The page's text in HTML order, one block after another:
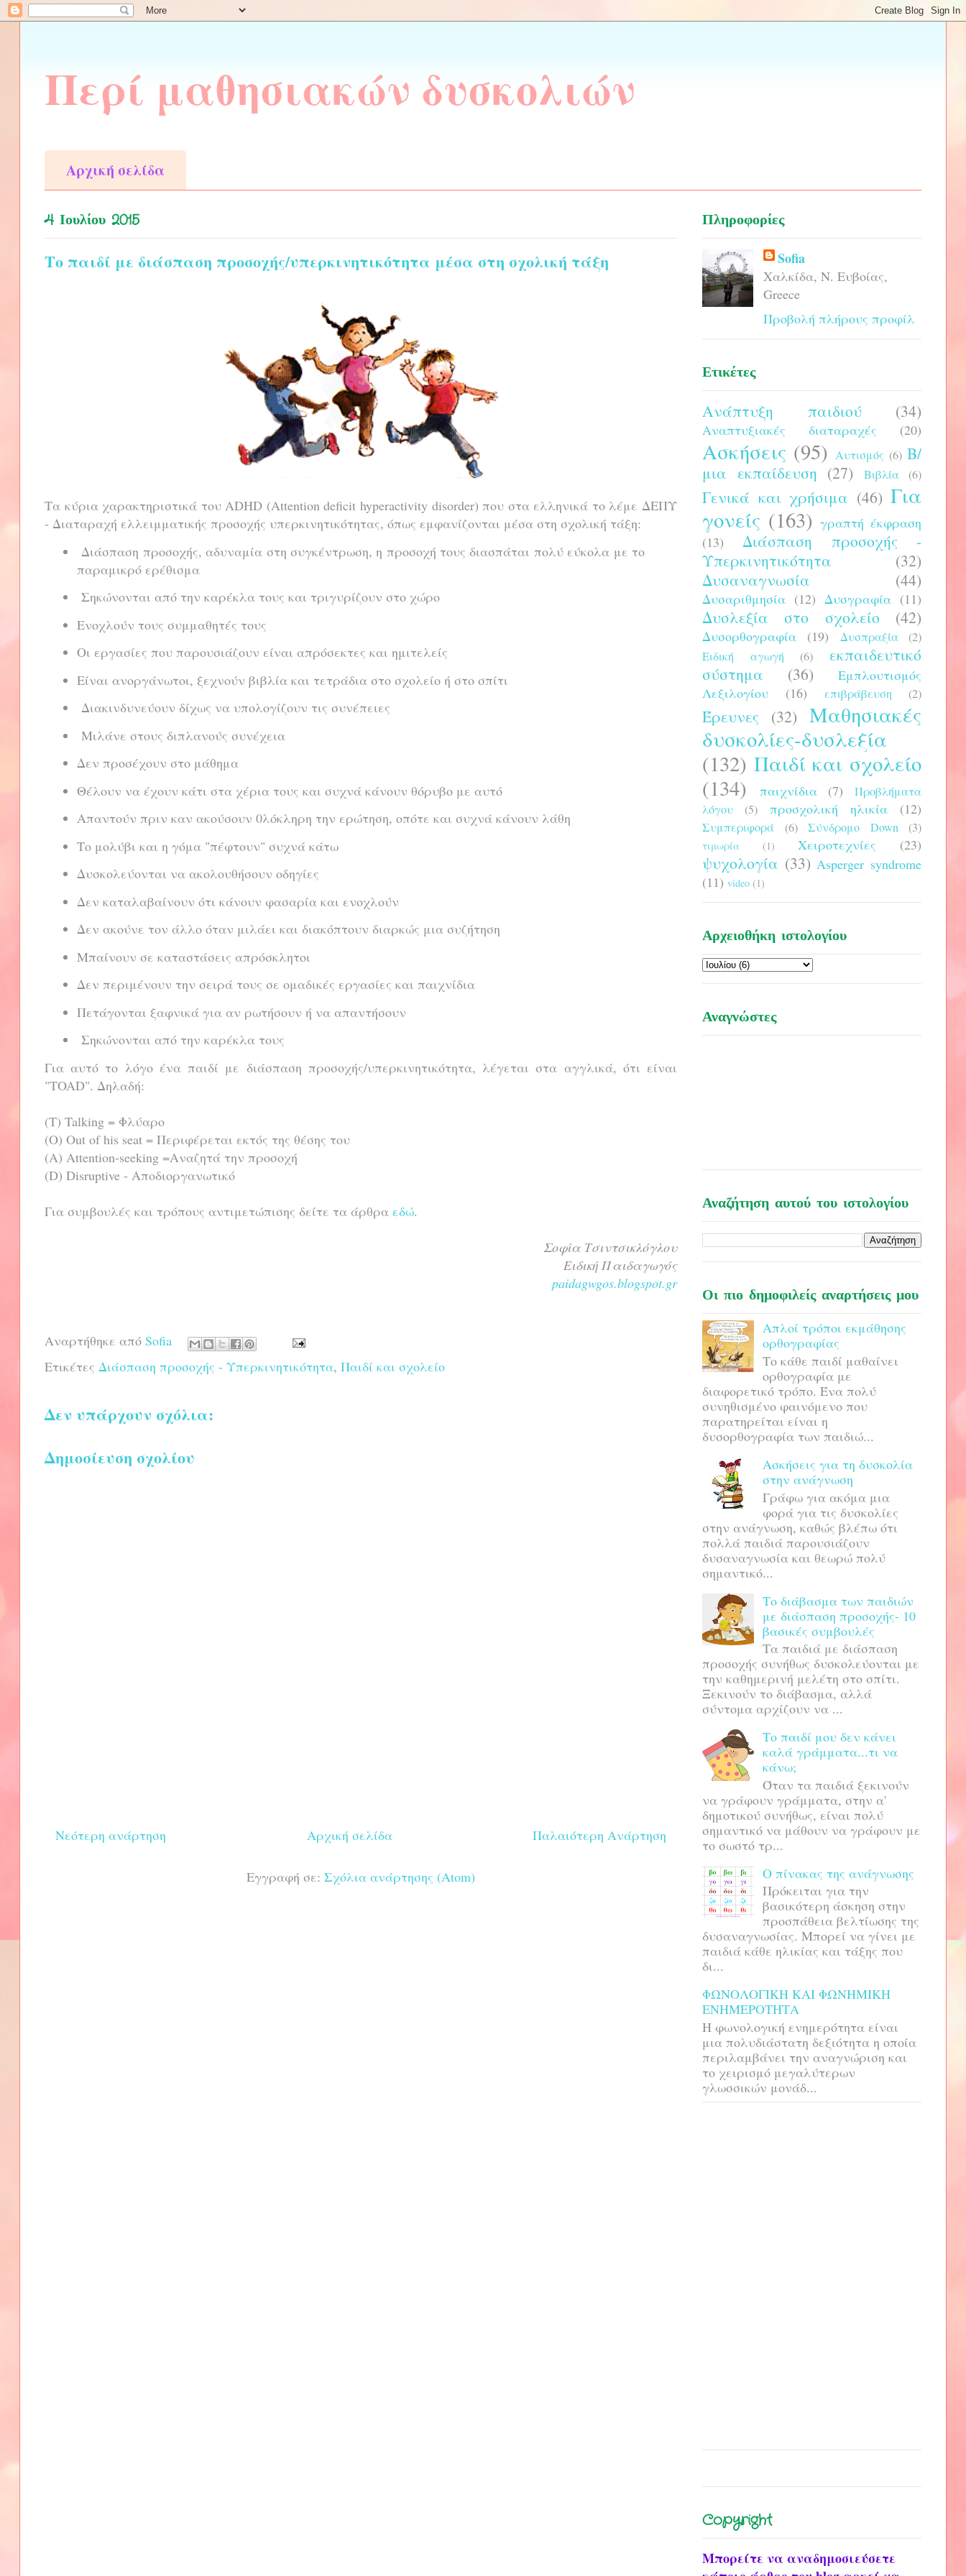
Περί μαθησιακών δυσκολιών
Αρχική σελίδα
4 Ιουλίου 2015
Το παιδί με διάσπαση προσοχής/υπερκινητικότητα μέσα στη σχολική τάξη
Τα κύρια χαρακτηριστικά του ADHD (Attention deficit hyperactivity disorder) που στα ελληνικά το λέμε ΔΕΠΥ
- Διαταραχή ελλειμματικής προσοχής υπερκινητικότητας, όπως εμφανίζονται μέσα στη σχολική τάξη:
Διάσπαση προσοχής, αδυναμία στη συγκέντρωση, η προσοχή τους διασπάται πολύ εύκολα με το
παραμικρό ερέθισμα
Σηκώνονται από την καρέκλα τους και τριγυρίζουν στο χώρο
Ενοχλούν τους συμμαθητές τους
Οι εργασίες που παρουσιάζουν είναι απρόσεκτες και ημιτελείς
Είναι ανοργάνωτοι, ξεχνούν βιβλία και τετράδια στο σχολείο ή στο σπίτι
Διακινδυνεύουν δίχως να υπολογίζουν τις συνέπειες
Μιλάνε στους διπλανούς συνέχεια
Δεν προσέχουν στο μάθημα
Θέλουν να έχουν κάτι στα χέρια τους και συχνά κάνουν θόρυβο με αυτό
Απαντούν πριν καν ακούσουν 0λόκληρη την ερώτηση, οπότε και συχνά κάνουν λάθη
Το μολύβι και η γόμα "πέφτουν" συχνά κάτω
Δυσκολεύονται να ακολουθήσουν οδηγίες
Δεν καταλαβαίνουν ότι κάνουν φασαρία και ενοχλούν
Δεν ακούνε τον άλλο όταν μιλάει και διακόπτουν διαρκώς μια συζήτηση
Μπαίνουν σε καταστάσεις απρόσκλητοι
Δεν περιμένουν την σειρά τους σε ομαδικές εργασίες και παιχνίδια
Πετάγονται ξαφνικά για αν ρωτήσουν ή να απαντήσουν
Σηκώνονται από την καρέκλα τους
Για αυτό το λόγο ένα παιδί με διάσπαση προσοχής/υπερκινητικότητα, λέγεται στα αγγλικά, ότι είναι
"TOAD". Δηλαδή:
(T) Talking = Φλύαρο
(O) Out of his seat = Περιφέρεται εκτός της θέσης του
(A) Attention-seeking =Αναζητά την προσοχή
(D) Disruptive - Αποδιοργανωτικό
Για συμβουλές και τρόπους αντιμετώπισης δείτε τα άρθρα εδώ.
Σοφία Τσιντσικλόγλου
Ειδική Παιδαγωγός
paidagwgos.blogspot.gr
Αναρτήθηκε από Sofia
Ετικέτες Διάσπαση προσοχής - Υπερκινητικότητα, Παιδί και σχολείο
Δεν υπάρχουν σχόλια:
Δημοσίευση σχολίου
Νεότερη ανάρτηση Παλαιότερη Ανάρτηση
Αρχική σελίδα
Εγγραφή σε: Σχόλια ανάρτησης (Atom)
Πληροφορίες
Sofia
Χαλκίδα, Ν. Ευβοίας,
Greece
Προβολή πλήρους προφίλ
Ετικέτες
Ανάπτυξη παιδιού
(34)
Αναπτυξιακές διαταραχές (20)
Ασκήσεις (95) Αυτισμός (6) Β/
μια εκπαίδευση (27) Βιβλία (6)
Γενικά και χρήσιμα (46) Για
γονείς (163) γραπτή έκφραση
(13)
Διάσπαση προσοχής -
Υπερκινητικότητα
(32)
Δυσαναγνωσία
(44)
Δυσαριθμησία (12) Δυσγραφία (11)
Δυσλεξία στο σχολείο (42)
Δυσορθογραφία (19) Δυσπραξία
(2)
Ειδική αγωγή
(6)
εκπαιδευτικό
σύστημα
(36)
Εμπλουτισμός
Λεξιλογίου
(16) επιβράβευση (2)
Έρευνες (32)
Μαθησιακές
δυσκολίες-δυσλεξία
(132) Παιδί και σχολείο
(134)
παιχνίδια (7)
Προβλήματα
λόγου
(5) προσχολική ηλικία (12)
Συμπεριφορά (6) Σύνδρομο Down (3)
τιμωρία (1) Χειροτεχνίες (23)
ψυχολογία (33) Asperger syndrome
(11) video (1)
Αρχειοθήκη ιστολογίου
Αναγνώστες
Αναζήτηση αυτού του ιστολογίου
Οι πιο δημοφιλείς αναρτήσεις μου
Απλοί τρόποι εκμάθησης
ορθογραφίας
Το κάθε παιδί μαθαίνει
ορθογραφία με
διαφορετικό τρόπο. Ένα πολύ
συνηθισμένο φαινόμενο που
παρατηρείται είναι η
δυσορθογραφία των παιδιώ...
Ασκήσεις για τη δυσκολία
στην ανάγνωση
Γράφω για ακόμα μια
φορά για τις δυσκολίες
στην ανάγνωση, καθώς βλέπω ότι
πολλά παιδιά παρουσιάζουν
δυσαναγνωσία και θεωρώ πολύ
σημαντικό...
Το διάβασμα των παιδιών
με διάσπαση προσοχής- 10
βασικές συμβουλές
Τα παιδιά με διάσπαση
προσοχής συνήθως δυσκολεύονται με
την καθημερινή μελέτη στο σπίτι.
Ξεκινούν το διάβασμα, αλλά
σύντομα αρχίζουν να ...
Το παιδί μου δεν κάνει
καλά γράμματα...τι να
κάνω;
Όταν τα παιδιά ξεκινούν
να γράφουν γράμματα, στην α'
δημοτικού συνήθως, είναι πολύ
σημαντικό να μάθουν να γράφουν με
το σωστό τρ...
Ο πίνακας της ανάγνωσης
Πρόκειται για την
βασικότερη άσκηση στην
προσπάθεια βελτίωσης της
δυσαναγνωσίας. Μπορεί να γίνει με
παιδιά κάθε ηλικίας και τάξης που
δι...
ΦΩΝΟΛΟΓΙΚΗ ΚΑΙ ΦΩΝΗΜΙΚΗ
ΕΝΗΜΕΡΟΤΗΤΑ
H φωνολογική ενημερότητα είναι
μια πολυδιάστατη δεξιότητα η οποία
περιλαμβάνει την αναγνώριση και
το χειρισμό μεγαλύτερων
γλωσσικών μονάδ...
Copyright
Μπορείτε να αναδημοσιεύσετε